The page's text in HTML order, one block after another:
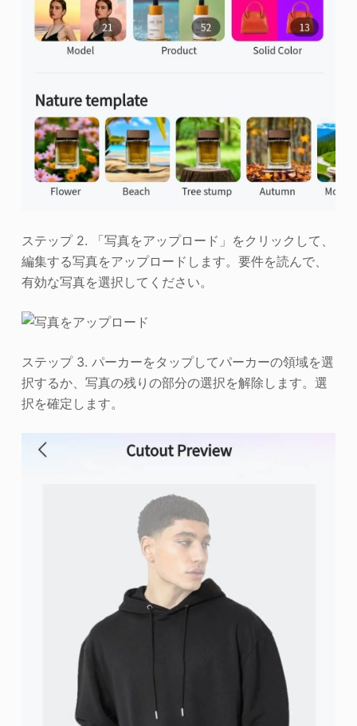
ステップ 2. 「写真をアップロード」をクリックして、
編集する写真をアップロードします。要件を読んで、
有効な写真を選択してください。
ステップ 3. パーカーをタップしてパーカーの領域を選
択するか、写真の残りの部分の選択を解除します。選
択を確定します。